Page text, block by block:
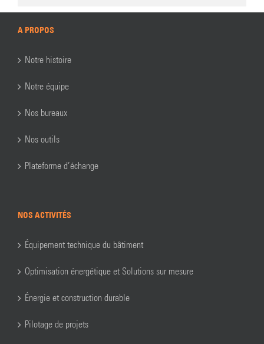
A PROPOS
Notre histoire
Notre équipe
Nos bureaux
Nos outils
Plateforme d’échange
NOS ACTIVITÉS
Équipement technique du bâtiment
Optimisation énergétique et Solutions sur mesure
Énergie et construction durable
Pilotage de projets